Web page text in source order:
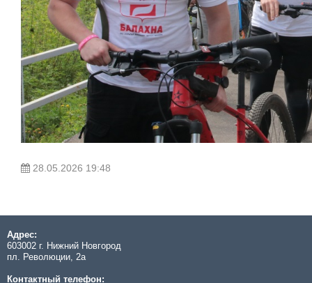
28.05.2026 19:48
Адрес:
603002 г. Нижний Новгород
пл. Революции, 2а
Контактный телефон: